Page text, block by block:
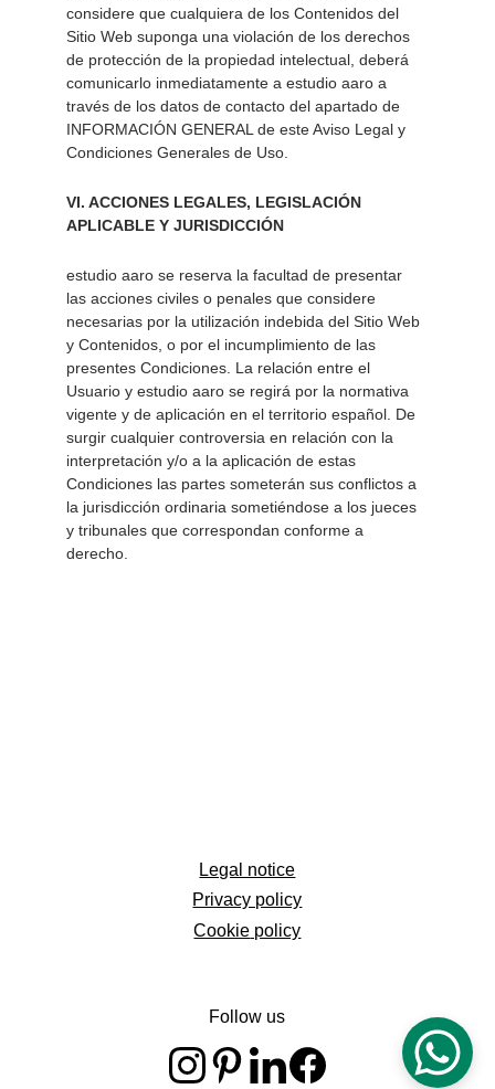
considere que cualquiera de los Contenidos del
Sitio Web suponga una violación de los derechos
de protección de la propiedad intelectual, deberá
comunicarlo inmediatamente a estudio aaro a
través de los datos de contacto del apartado de
INFORMACIÓN GENERAL de este Aviso Legal y
Condiciones Generales de Uso.
VI. ACCIONES LEGALES, LEGISLACIÓN
APLICABLE Y JURISDICCIÓN
estudio aaro se reserva la facultad de presentar
las acciones civiles o penales que considere
necesarias por la utilización indebida del Sitio Web
y Contenidos, o por el incumplimiento de las
presentes Condiciones. La relación entre el
Usuario y estudio aaro se regirá por la normativa
vigente y de aplicación en el territorio español. De
surgir cualquier controversia en relación con la
interpretación y/o a la aplicación de estas
Condiciones las partes someterán sus conflictos a
la jurisdicción ordinaria sometiéndose a los jueces
y tribunales que correspondan conforme a
derecho.
Legal notice
Follow us
Privacy policy
Cookie policy